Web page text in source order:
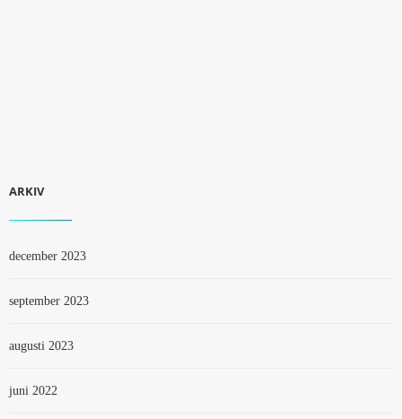
ARKIV
december 2023
september 2023
augusti 2023
juni 2022